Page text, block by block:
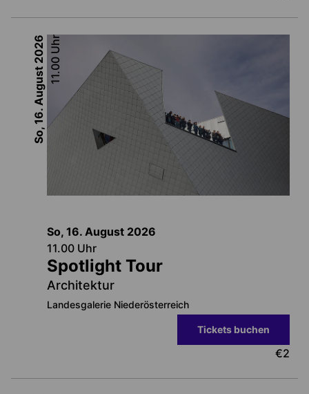
So, 16. August
2026
11.00
Uhr
So, 16. August 2026
11.00 Uhr
Spotlight Tour
Architektur
Landesgalerie Niederösterreich
Tickets buchen
€2